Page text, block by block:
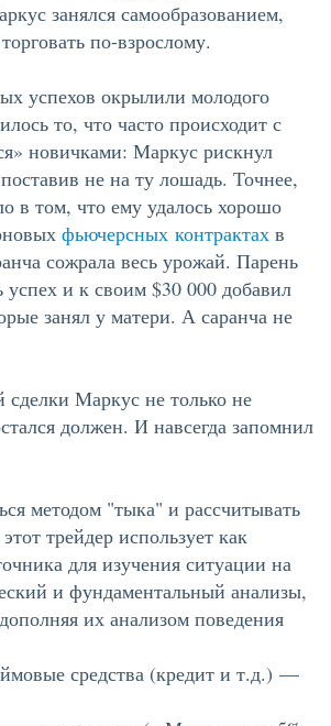
занялся самообразованием,
по-взрослому.
успехов окрылили молодого
то, что часто происходит с
новичками: Маркус рискнул
не на ту лошадь. Точнее,
в том, что ему удалось хорошо
фьючерсных контрактах в
сожрала весь урожай. Парень
и к своим $30 000 добавил
занял у матери. А саранча не
сделки Маркус не только не
должен. И навсегда запомнил
методом "тыка" и рассчитывать
трейдер использует как
для изучения ситуации на
и фундаментальный анализы,
их анализом поведения
средства (кредит и т.д.) —